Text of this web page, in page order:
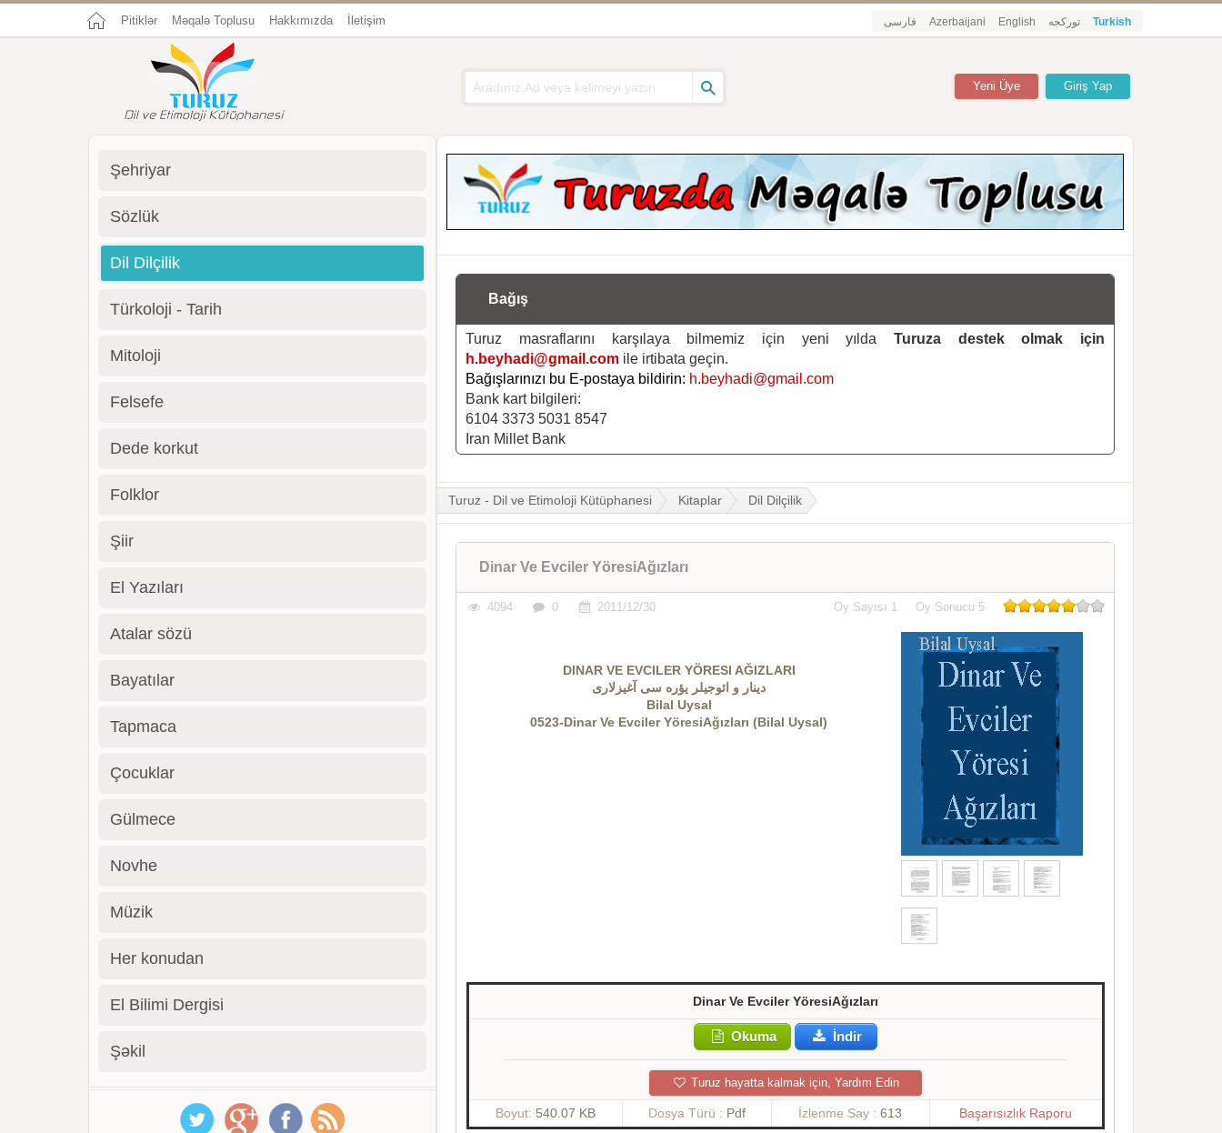
Pitiklər Məqalə Toplusu Hakkımızda İletişim فارسی Azerbaijani English تورکجه Turkish
Giriş Yap
Yeni Üye
Bağış
Turuz masraflarını karşılaya bilmemiz için yeni yıldaTuruza destek olmak için
h.beyhadi@gmail.com ile irtibata geçin.
Bağışlarınızı bu E-postaya bildirin: h.beyhadi@gmail.com
Bank kart bilgileri:
6104 3373 5031 8547
Iran Millet Bank
Turuz - Dil ve Etimoloji Kütüphanesi Kitaplar Dil Dilçilik
Dinar Ve Evciler YöresiAğızları
4094 0 2011/12/30 Oy Sayısı 1 Oy Sonucu 5
DINAR VE EVCILER YÖRESI AĞIZLARI
دینار و ائوجیلر یؤره سی آغیزلاری
Bilal Uysal
0523-Dinar Ve Evciler YöresiAğızları (Bilal Uysal)
Dinar Ve Evciler YöresiAğızları
Okuma İndir
Turuz hayatta kalmak için, Yardım Edin
Boyut: 540.07 KB Dosya Türü : Pdf İzlenme Say :613 Başarısızlık Raporu
Şehriyar
Sözlük
Dil Dilçilik
Türkoloji - Tarih
Mitoloji
Felsefe
Dede korkut
Folklor
Şiir
El Yazıları
Atalar sözü
Bayatılar
Tapmaca
Çocuklar
Gülmece
Novhe
Müzik
Her konudan
El Bilimi Dergisi
Şəkil